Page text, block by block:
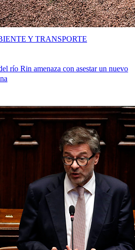
río Rin amenaza con asestar un nuevo
Y TRANSPORTE